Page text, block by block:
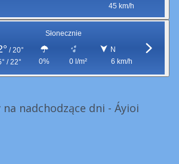
45 km/h
Słonecznie
/ 20°
/ 22°
0% 0 l/m²
N
6 km/h
nadchodzące dni - Áyioi